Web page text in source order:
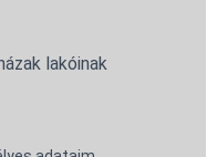
lakóinak